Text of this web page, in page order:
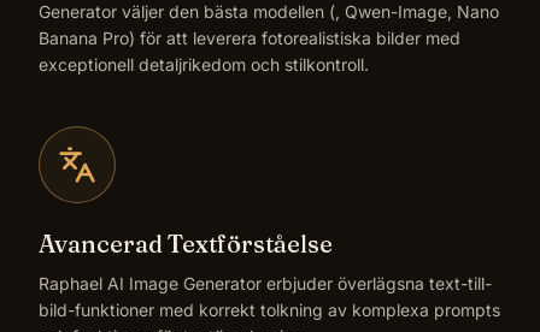
Generator väljer den bästa modellen (, Qwen-Image, Nano
Banana Pro) för att leverera fotorealistiska bilder med
exceptionell detaljrikedom och stilkontroll.
Avancerad Textförståelse
Raphael AI Image Generator erbjuder överlägsna text-till-
bild-funktioner med korrekt tolkning av komplexa prompts